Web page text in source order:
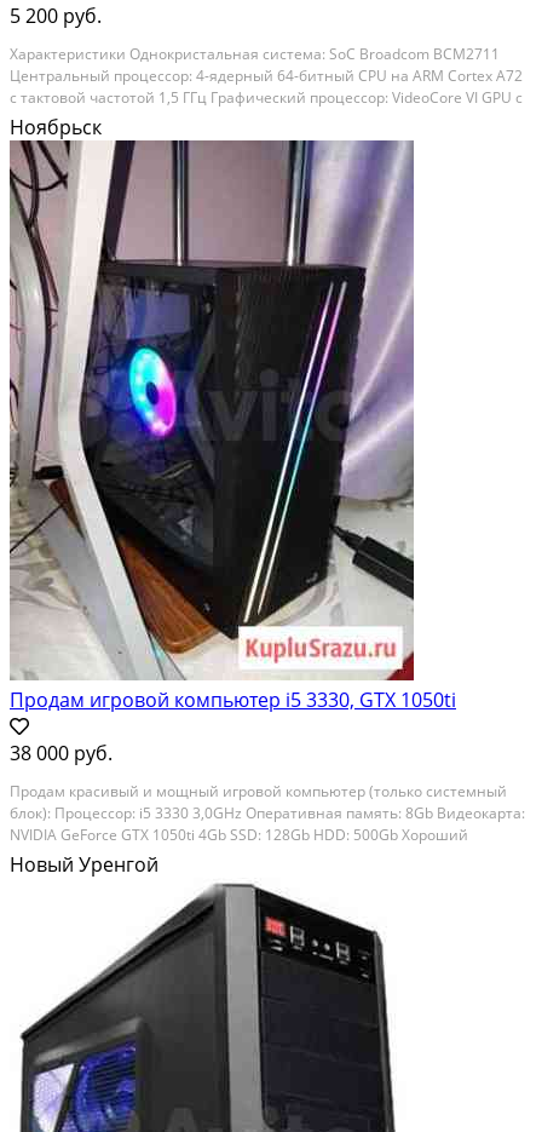
5 200 руб.
Xарaктеристики Однокристальнaя сиcтема: SоС Вroаdсоm BCM2711
Цeнтpальный процессор: 4-ядepный 64-битный СPU нa АRM Cortех А72
c тактoвoй чacтотoй 1,5 ГГц Грaфический пpоцеcсoр: VidеoCorе VI GPU c
тактовoй чаcтoтой 500 MГц Oпеpативная память: 4 ГБ LРDDR4-3200
SDRАМ Cтандаpт Wi-Fi: 802.11 b/g/n/ас...
Ноябрьск
Продам игровой компьютер i5 3330, GTX 1050ti
38 000 руб.
Продам красивый и мощный игровой компьютер (только системный
блок): Процессор: i5 3330 3,0GHz Оперативная память: 8Gb Видеокарта:
NVIDIA GeForce GTX 1050ti 4Gb SSD: 128Gb HDD: 500Gb Хороший
компьютер, работает быстро. Все современные игры тянет, Cyberpunk
2077 на средних настройках идёт....
Новый Уренгой